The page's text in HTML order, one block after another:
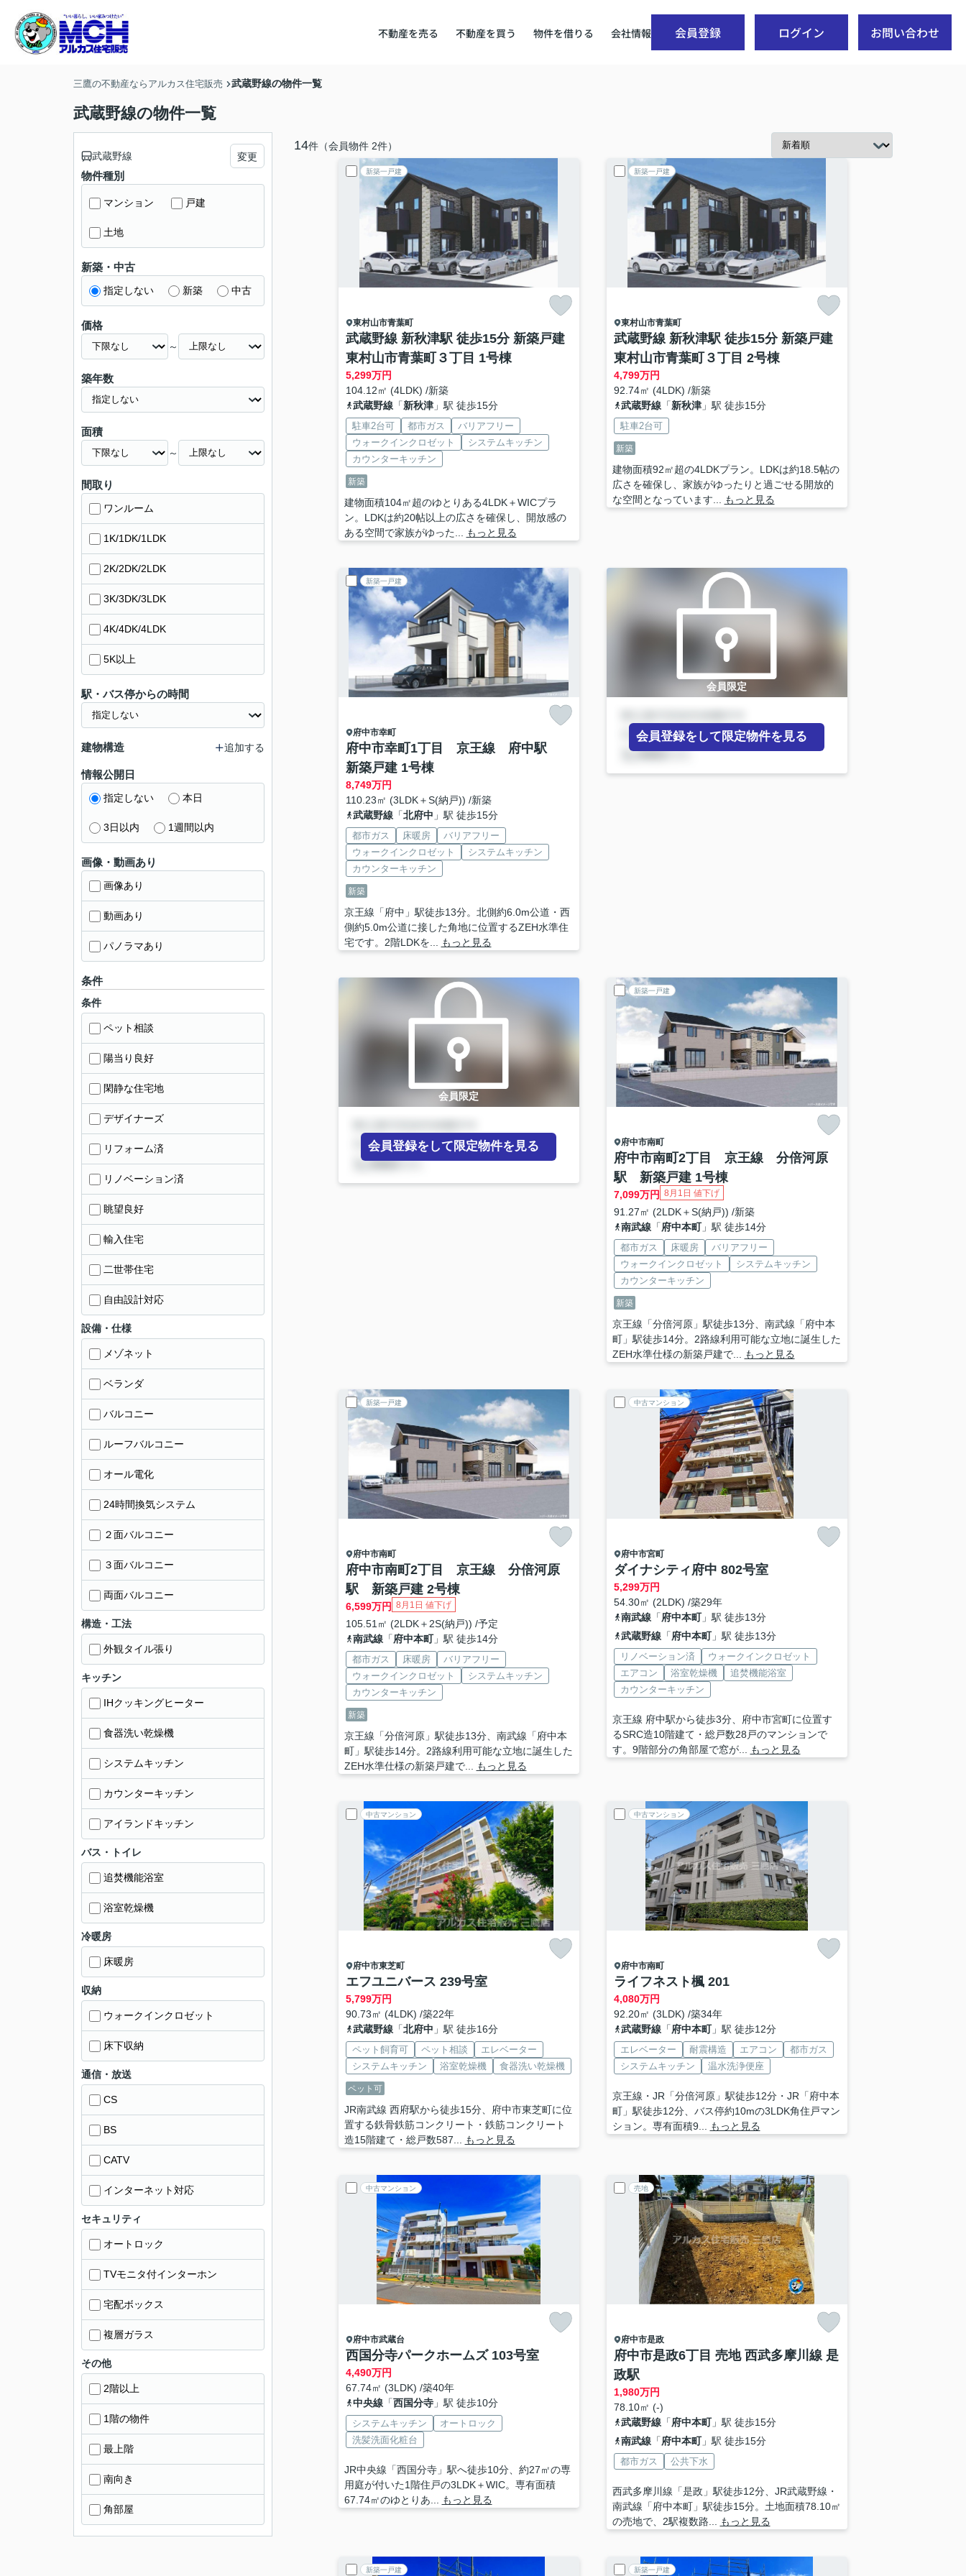
不動産を売る 不動産を買う 物件を借りる 会社情報 会員登録 ログイン お問い合わせ
三鷹の不動産ならアルカス住宅販売 武蔵野線の物件一覧
武蔵野線の物件一覧
14件（会員物件 2件）
新築一戸建
東村山市青葉町
武蔵野線 新秋津駅 徒歩15分 新築戸建
東村山市青葉町３丁目 1号棟
5,299万円
104.12㎡ (4LDK) /新築
武蔵野線「新秋津」駅 徒歩15分
駐車2台可 都市ガス
バリアフリー
ウォークインクロゼット
システムキッチン
カウンターキッチン
新築
建物面積104㎡超のゆとりある4LDK＋WICプラ
ン。LDKは約20帖以上の広さを確保し、開放感の
ある空間で家族がゆった...
もっと見る
新築一戸建
東村山市青葉町
武蔵野線 新秋津駅 徒歩15分 新築戸建
東村山市青葉町３丁目 2号棟
4,799万円
92.74㎡ (4LDK) /新築
武蔵野線「新秋津」駅 徒歩15分
駐車2台可
新築
建物面積92㎡超の4LDKプラン。LDKは約18.5帖の
広さを確保し、家族がゆったりと過ごせる開放的
な空間となっています...
もっと見る
新築一戸建
府中市幸町
府中市幸町1丁目 京王線 府中駅
新築戸建 1号棟
8,749万円
110.23㎡ (3LDK＋S(納戸)) /新築
武蔵野線「北府中 」駅 徒歩15分
都市ガス 床暖房
バリアフリー
ウォークインクロゼット
システムキッチン
カウンターキッチン
新築
京王線「府中」駅徒歩13分。北側約6.0m公道・西
側約5.0m公道に接した角地に位置するZEH水準住
宅です。2階LDKを...
もっと見る
会員限定
会員登録をして限定物件を見る
会員限定
会員登録をして限定物件を見る
新築一戸建
府中市南町
府中市南町2丁目 京王線 分倍河原
駅 新築戸建 1号棟
7,099万円 8月1日 値下げ
91.27㎡ (2LDK＋S(納戸)) /新築
南武線「府中本町」駅 徒歩14分
都市ガス 床暖房
バリアフリー
ウォークインクロゼット
システムキッチン
カウンターキッチン
新築
京王線「分倍河原」駅徒歩13分、南武線「府中本
町」駅徒歩14分。2路線利用可能な立地に誕生した
ZEH水準仕様の新築戸建で...
もっと見る
新築一戸建
府中市南町
府中市南町2丁目 京王線 分倍河原
駅 新築戸建 2号棟
6,599万円 8月1日 値下げ
105.51㎡ (2LDK＋2S(納戸)) /予定
南武線「府中本町」駅 徒歩14分
都市ガス 床暖房
バリアフリー
ウォークインクロゼット
システムキッチン
カウンターキッチン
新築
京王線「分倍河原」駅徒歩13分、南武線「府中本
町」駅徒歩14分。2路線利用可能な立地に誕生した
ZEH水準仕様の新築戸建で...
もっと見る
中古マンション
府中市宮町
ダイナシティ府中 802号室
5,299万円
54.30㎡ (2LDK) /築29年
南武線「府中本町」駅 徒歩13分
武蔵野線「府中本町」駅 徒歩13分
リノベーション済
ウォークインクロゼット
エアコン
浴室乾燥機
追焚機能浴室
カウンターキッチン
京王線 府中駅から徒歩3分、府中市宮町に位置す
るSRC造10階建て・総戸数28戸のマンションで
す。9階部分の角部屋で窓が...
もっと見る
中古マンション
府中市東芝町
エフユニバース 239号室
5,799万円
90.73㎡ (4LDK) /築22年
武蔵野線「北府中 」駅 徒歩16分
ペット飼育可 ペット相談
エレベーター
システムキッチン
浴室乾燥機 食器洗い乾燥機
ペット可
JR南武線 西府駅から徒歩15分、府中市東芝町に位
置する鉄骨鉄筋コンクリート・鉄筋コンクリート
造15階建て・総戸数587...
もっと見る
中古マンション
府中市南町
ライフネスト楓 201
4,080万円
92.20㎡ (3LDK) /築34年
武蔵野線「府中本町」駅 徒歩12分
エレベーター 耐震構造 エアコン
都市ガス
システムキッチン
温水洗浄便座
京王線・JR「分倍河原」駅徒歩12分・JR「府中本
町」駅徒歩12分、バス停約10mの3LDK角住戸マン
ション。専有面積9...
もっと見る
中古マンション
府中市武蔵台
西国分寺パークホームズ 103号室
4,490万円
67.74㎡ (3LDK) /築40年
中央線「西国分寺」駅 徒歩10分
システムキッチン
オートロック
洗髪洗面化粧台
JR中央線「西国分寺」駅へ徒歩10分、約27㎡の専
用庭が付いた1階住戸の3LDK＋WIC。専有面積
67.74㎡のゆとりあ...
もっと見る
売地
府中市是政
府中市是政6丁目 売地 西武多摩川線 是
政駅
1,980万円
78.10㎡ (-)
武蔵野線「府中本町」駅 徒歩15分
南武線「府中本町」駅 徒歩15分
都市ガス 公共下水
西武多摩川線「是政」駅徒歩12分、JR武蔵野線・
南武線「府中本町」駅徒歩15分。土地面積78.10㎡
の売地で、2駅複数路...
もっと見る
新築一戸建 新築一戸建
武蔵野線 変更
物件種別
マンション 戸建
土地
新築・中古
指定しない 新築 中古
価格
～
築年数
面積
～
間取り
ワンルーム
1K/1DK/1LDK
2K/2DK/2LDK
3K/3DK/3LDK
4K/4DK/4LDK
5K以上
駅・バス停からの時間
建物構造 追加する
情報公開日
指定しない 本日
3日以内 1週間以内
画像・動画あり
画像あり
動画あり
パノラマあり
条件
条件
ペット相談
陽当り良好
閑静な住宅地
デザイナーズ
リフォーム済
リノベーション済
眺望良好
輸入住宅
二世帯住宅
自由設計対応
設備・仕様
メゾネット
ベランダ
バルコニー
ルーフバルコニー
オール電化
24時間換気システム
２面バルコニー
３面バルコニー
両面バルコニー
構造・工法
外観タイル張り
キッチン
IHクッキングヒーター
食器洗い乾燥機
システムキッチン
カウンターキッチン
アイランドキッチン
バス・トイレ
追焚機能浴室
浴室乾燥機
冷暖房
床暖房
収納
ウォークインクロゼット
床下収納
通信・放送
CS
BS
CATV
インターネット対応
セキュリティ
オートロック
TVモニタ付インターホン
宅配ボックス
複層ガラス
その他
2階以上
1階の物件
最上階
南向き
角部屋